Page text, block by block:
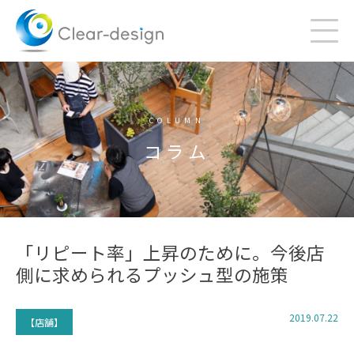
content
COLUMN
コラム
「リピート率」上昇のために。今後店
側に求められるプッシュ型の施策
【店舗】 2019.07.22